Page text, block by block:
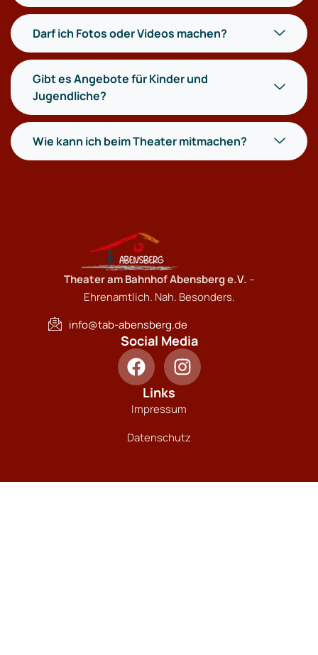
Darf ich Fotos oder Videos machen?
Gibt es Angebote für Kinder und
Jugendliche?
Wie kann ich beim Theater mitmachen?
Theater am Bahnhof Abensberg e.V. –
Ehrenamtlich. Nah. Besonders.
info@tab-abensberg.de
Social Media
Links
Impressum
Datenschutz